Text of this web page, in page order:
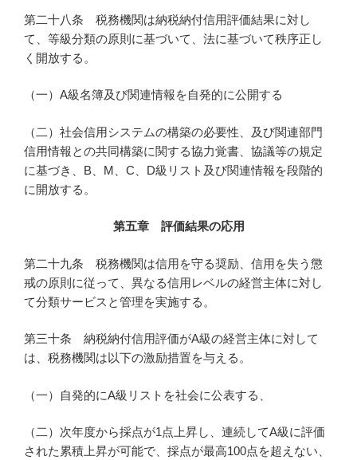
第二十八条 税務機関は納税納付信用評価結果に対し
て、等級分類の原則に基づいて、法に基づいて秩序正し
く開放する。
（一）A級名簿及び関連情報を自発的に公開する
（二）社会信用システムの構築の必要性、及び関連部門
信用情報との共同構築に関する協力覚書、協議等の規定
に基づき、B、M、C、D級リスト及び関連情報を段階的
に開放する。
第五章 評価結果の応用
第二十九条 税務機関は信用を守る奨励、信用を失う懲
戒の原則に従って、異なる信用レベルの経営主体に対し
て分類サービスと管理を実施する。
第三十条 納税納付信用評価がA級の経営主体に対して
は、税務機関は以下の激励措置を与える。
（一）自発的にA級リストを社会に公表する、
（二）次年度から採点が1点上昇し、連続してA級に評価
された累積上昇が可能で、採点が最高100点を超えない、